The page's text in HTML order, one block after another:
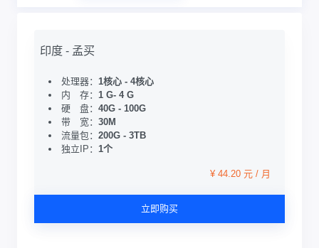
印度 - 孟买
处理器： 1核心 - 4核心
内 存： 1 G- 4 G
硬 盘： 40G - 100G
带 宽： 30M
流量包： 200G - 3TB
独立IP： 1个
¥ 44.20 元 / 月
立即购买